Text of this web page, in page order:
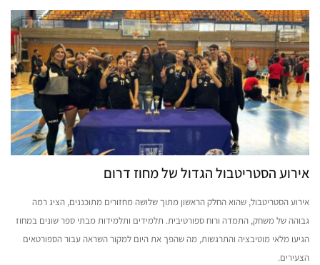
אירוע הסטריטבול הגדול של מחוז דרום
אירוע הסטריטבול, שהוא החלק הראשון מתוך שלושה מחזורים מתוכננים, הציג רמה
גבוהה של משחק, התמדה ורוח ספורטיבית. תלמידים ותלמידות מבתי ספר שונים במחוז
הגיעו מלאי מוטיבציה והתרגשות, מה שהפך את היום למקור השראה עבור הספורטאים
הצעירים.